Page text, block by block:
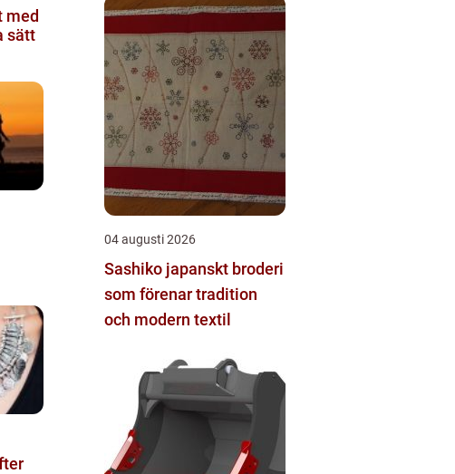
med
sätt
04 augusti 2026
Sashiko japanskt broderi
som förenar tradition
och modern textil